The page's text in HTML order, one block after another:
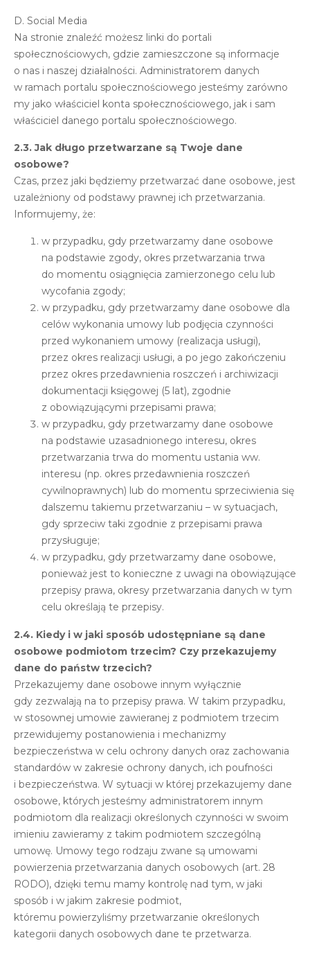
D. Social Media
Na stronie znaleźć możesz linki do portali
społecznościowych, gdzie zamieszczone są informacje
o nas i naszej działalności. Administratorem danych
w ramach portalu społecznościowego jesteśmy zarówno
my jako właściciel konta społecznościowego, jak i sam
właściciel danego portalu społecznościowego.
2.3. Jak długo przetwarzane są Twoje dane
osobowe?
Czas, przez jaki będziemy przetwarzać dane osobowe, jest
uzależniony od podstawy prawnej ich przetwarzania.
Informujemy, że:
w przypadku, gdy przetwarzamy dane osobowe
na podstawie zgody, okres przetwarzania trwa
do momentu osiągnięcia zamierzonego celu lub
wycofania zgody;
w przypadku, gdy przetwarzamy dane osobowe dla
celów wykonania umowy lub podjęcia czynności
przed wykonaniem umowy (realizacja usługi),
przez okres realizacji usługi, a po jego zakończeniu
przez okres przedawnienia roszczeń i archiwizacji
dokumentacji księgowej (5 lat), zgodnie
z obowiązującymi przepisami prawa;
w przypadku, gdy przetwarzamy dane osobowe
na podstawie uzasadnionego interesu, okres
przetwarzania trwa do momentu ustania ww.
interesu (np. okres przedawnienia roszczeń
cywilnoprawnych) lub do momentu sprzeciwienia się
dalszemu takiemu przetwarzaniu – w sytuacjach,
gdy sprzeciw taki zgodnie z przepisami prawa
przysługuje;
w przypadku, gdy przetwarzamy dane osobowe,
ponieważ jest to konieczne z uwagi na obowiązujące
przepisy prawa, okresy przetwarzania danych w tym
celu określają te przepisy.
2.4. Kiedy i w jaki sposób udostępniane są dane
osobowe podmiotom trzecim? Czy przekazujemy
dane do państw trzecich?
Przekazujemy dane osobowe innym wyłącznie
gdy zezwalają na to przepisy prawa. W takim przypadku,
w stosownej umowie zawieranej z podmiotem trzecim
przewidujemy postanowienia i mechanizmy
bezpieczeństwa w celu ochrony danych oraz zachowania
standardów w zakresie ochrony danych, ich poufności
i bezpieczeństwa. W sytuacji w której przekazujemy dane
osobowe, których jesteśmy administratorem innym
podmiotom dla realizacji określonych czynności w swoim
imieniu zawieramy z takim podmiotem szczególną
umowę. Umowy tego rodzaju zwane są umowami
powierzenia przetwarzania danych osobowych (art. 28
RODO), dzięki temu mamy kontrolę nad tym, w jaki
sposób i w jakim zakresie podmiot,
któremu powierzyliśmy przetwarzanie określonych
kategorii danych osobowych dane te przetwarza.